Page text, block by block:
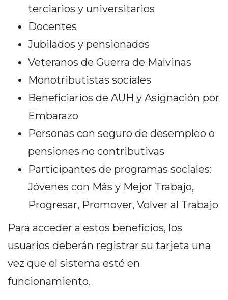
ARRECIFES
SALTO
ZÁRATE
NOTICIAS
ZÁRATE
CAMPANA
EXALTACIÓN
CRUZ
AIRES)
EL
terciarios y universitarios
Docentes
Jubilados y pensionados
Veteranos de Guerra de Malvinas
Monotributistas sociales
Beneficiarios de AUH y Asignación por
Embarazo
Personas con seguro de desempleo o
pensiones no contributivas
Participantes de programas sociales:
Jóvenes con Más y Mejor Trabajo,
Progresar, Promover, Volver al Trabajo
Para acceder a estos beneficios, los
usuarios deberán registrar su tarjeta una
vez que el sistema esté en
funcionamiento.